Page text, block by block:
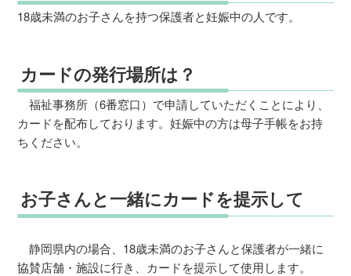
18歳未満のお子さんを持つ保護者と妊娠中の人です。
カードの発行場所は？
福祉事務所（6番窓口）で申請していただくことにより、
カードを配布しております。妊娠中の方は母子手帳をお持
ちください。
お子さんと一緒にカードを提示して
静岡県内の場合、18歳未満のお子さんと保護者が一緒に
協賛店舗・施設に行き、カードを提示して使用します。